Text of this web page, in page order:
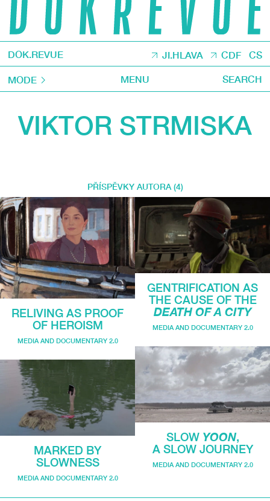
DOK.REVUE JI.HLAVA CDF CS
MODE MENU SEARCH
VIKTOR STRMISKA
PŘÍSPĚVKY AUTORA (4)
RELIVING AS PROOF
OF HEROISM
MEDIA AND DOCUMENTARY 2.0
MARKED BY
SLOWNESS
MEDIA AND DOCUMENTARY 2.0
GENTRIFICATION AS
THE CAUSE OF THE
DEATH OF A CITY
MEDIA AND DOCUMENTARY 2.0
SLOW YOON,
A SLOW JOURNEY
MEDIA AND DOCUMENTARY 2.0